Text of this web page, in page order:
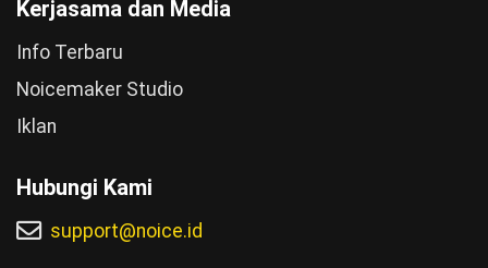
Kerjasama dan Media
Info Terbaru
Noicemaker Studio
Iklan
Hubungi Kami
support@noice.id